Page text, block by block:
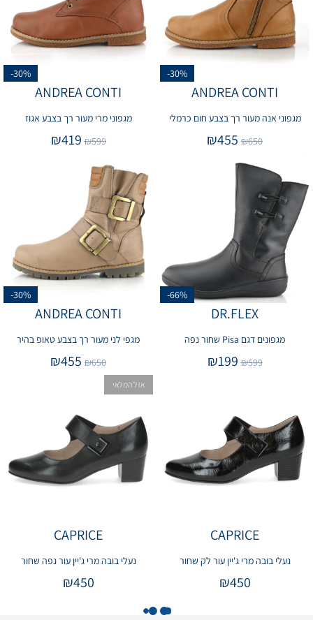
-30%
ANDREA CONTI
מגפוני אנה מעור רך בצבע חום כרמלי
₪650
₪455
-30%
ANDREA CONTI
מגפוני מרי מעור רך בצבע אגוז
₪599
₪419
-66%
DR.FLEX
מגפונים דגם Pisa שחור נפה
₪599
₪199
-30%
ANDREA CONTI
מגפי לני מעור רך בצבע טאופ בהיר
₪650
₪455
CAPRICE
נעלי בובה מרי ג'יין עור לק שחור
₪450
אזל המלאי
CAPRICE
נעלי בובה מרי ג'יין עור נפה שחור
₪450